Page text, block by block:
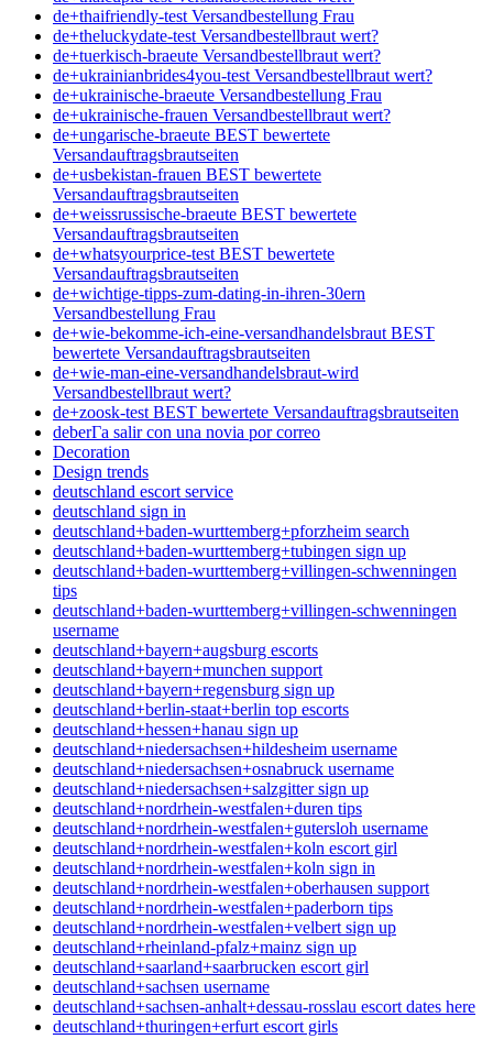
de+thaifriendly-test Versandbestellung Frau
de+theluckydate-test Versandbestellbraut wert?
de+tuerkisch-braeute Versandbestellbraut wert?
de+ukrainianbrides4you-test Versandbestellbraut wert?
de+ukrainische-braeute Versandbestellung Frau
de+ukrainische-frauen Versandbestellbraut wert?
de+ungarische-braeute BEST bewertete
Versandauftragsbrautseiten
de+usbekistan-frauen BEST bewertete
Versandauftragsbrautseiten
de+weissrussische-braeute BEST bewertete
Versandauftragsbrautseiten
de+whatsyourprice-test BEST bewertete
Versandauftragsbrautseiten
de+wichtige-tipps-zum-dating-in-ihren-30ern
Versandbestellung Frau
de+wie-bekomme-ich-eine-versandhandelsbraut BEST
bewertete Versandauftragsbrautseiten
de+wie-man-eine-versandhandelsbraut-wird
Versandbestellbraut wert?
de+zoosk-test BEST bewertete Versandauftragsbrautseiten
deberГ­a salir con una novia por correo
Decoration
Design trends
deutschland escort service
deutschland sign in
deutschland+baden-wurttemberg+pforzheim search
deutschland+baden-wurttemberg+tubingen sign up
deutschland+baden-wurttemberg+villingen-schwenningen
tips
deutschland+baden-wurttemberg+villingen-schwenningen
username
deutschland+bayern+augsburg escorts
deutschland+bayern+munchen support
deutschland+bayern+regensburg sign up
deutschland+berlin-staat+berlin top escorts
deutschland+hessen+hanau sign up
deutschland+niedersachsen+hildesheim username
deutschland+niedersachsen+osnabruck username
deutschland+niedersachsen+salzgitter sign up
deutschland+nordrhein-westfalen+duren tips
deutschland+nordrhein-westfalen+gutersloh username
deutschland+nordrhein-westfalen+koln escort girl
deutschland+nordrhein-westfalen+koln sign in
deutschland+nordrhein-westfalen+oberhausen support
deutschland+nordrhein-westfalen+paderborn tips
deutschland+nordrhein-westfalen+velbert sign up
deutschland+rheinland-pfalz+mainz sign up
deutschland+saarland+saarbrucken escort girl
deutschland+sachsen username
deutschland+sachsen-anhalt+dessau-rosslau escort dates here
deutschland+thuringen+erfurt escort girls